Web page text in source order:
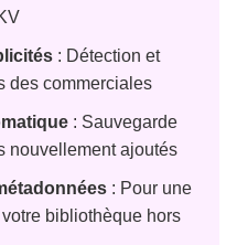
: Détection et
des commerciales
: Sauvegarde
nouvellement ajoutés
: Pour une
bibliothèque hors